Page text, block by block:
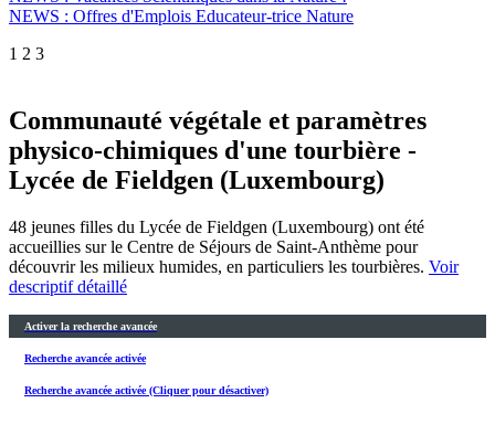
NEWS : Offres d'Emplois Educateur-trice Nature
1 2 3
Communauté végétale et paramètres
physico-chimiques d'une tourbière -
Lycée de Fieldgen (Luxembourg)
48 jeunes filles du Lycée de Fieldgen (Luxembourg) ont été
accueillies sur le Centre de Séjours de Saint-Anthème pour
découvrir les milieux humides, en particuliers les tourbières. Voir
descriptif détaillé
Activer la recherche avancée
Recherche avancée activée
Recherche avancée activée (Cliquer pour désactiver)